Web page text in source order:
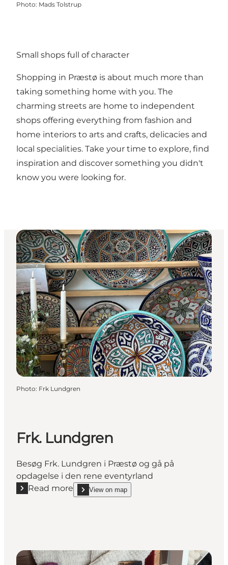
Photo: Mads Tolstrup
Small shops full of character
Shopping in Præstø is about much more than
taking something home with you. The
charming streets are home to independent
shops offering everything from fashion and
home interiors to arts and crafts, delicacies and
local specialities. Take your time to explore, find
inspiration and discover something you didn't
know you were looking for.
Photo: Frk Lundgren
Frk. Lundgren
Besøg Frk. Lundgren i Præstø og gå på
opdagelse i den rene eventyrland
Read more
Read more "Frk. Lundgren"
View on map
show Frk. Lundgren on_map